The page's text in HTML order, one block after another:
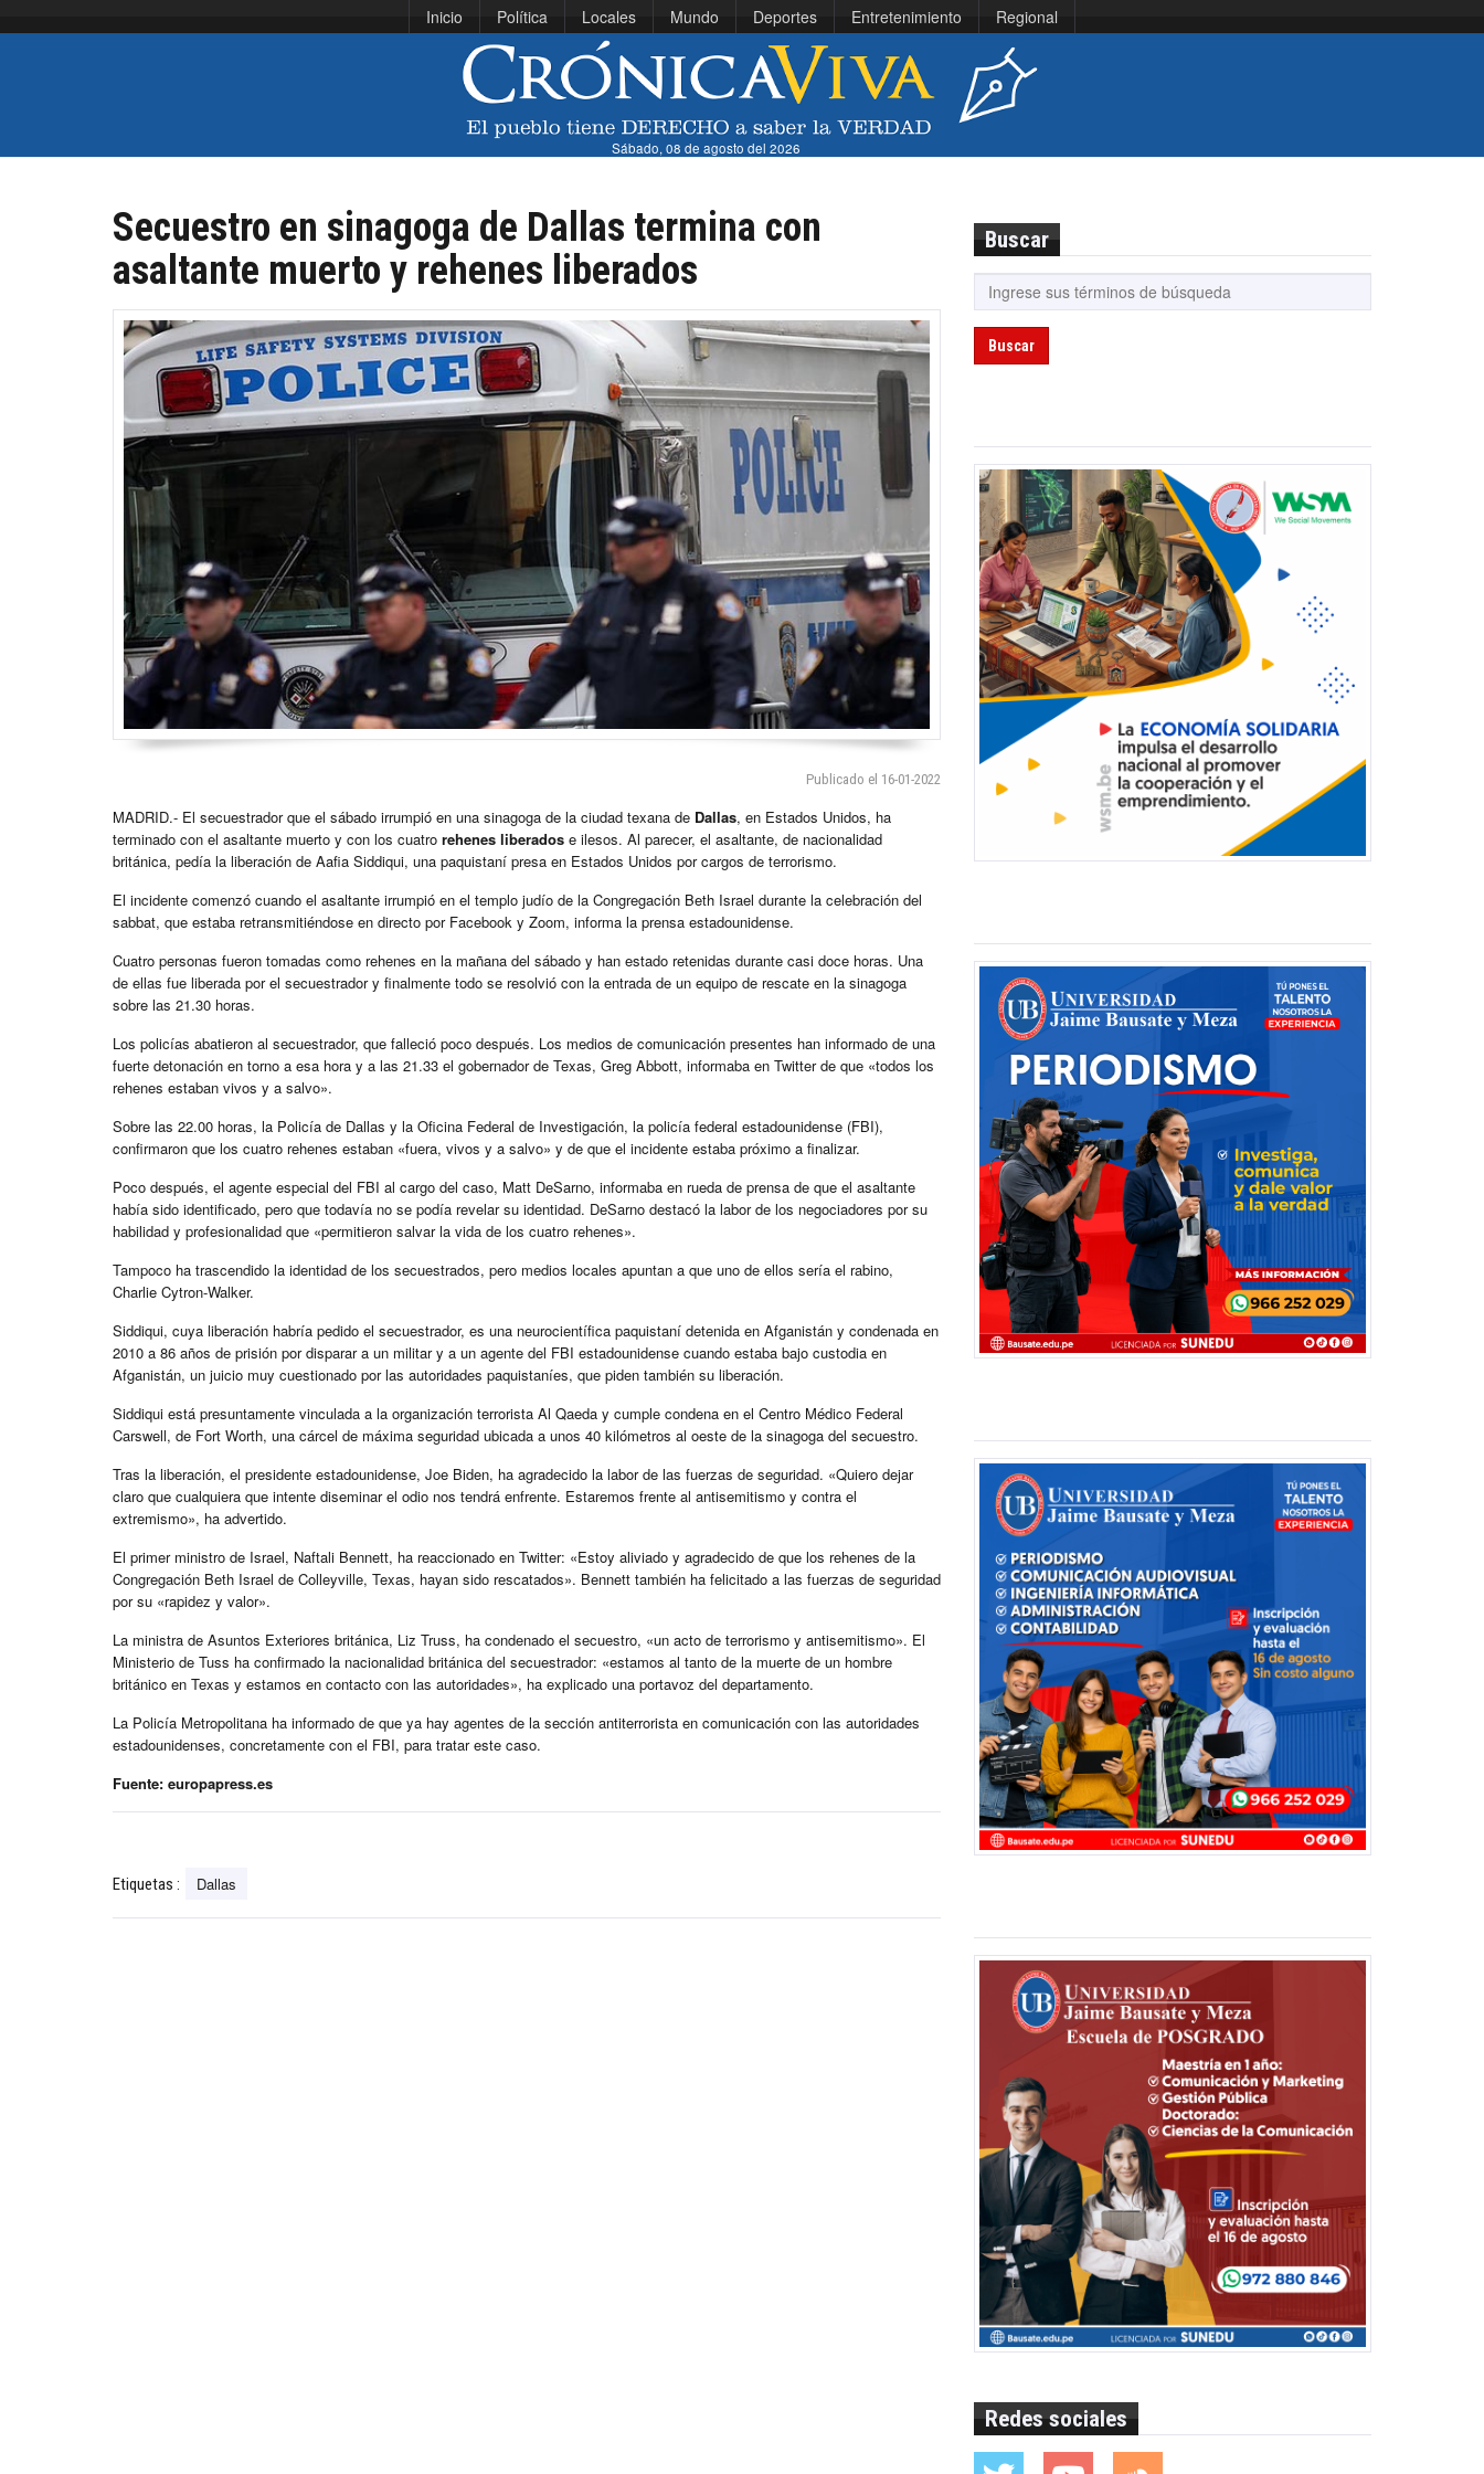
Inicio Política Locales Mundo Deportes Entretenimiento Regional
Sábado, 08 de agosto del 2026
Secuestro en sinagoga de Dallas termina con
asaltante muerto y rehenes liberados
Publicado el 16-01-2022
MADRID.- El secuestrador que el sábado irrumpió en una sinagoga de la ciudad texana de Dallas, en Estados Unidos, ha
terminado con el asaltante muerto y con los cuatro rehenes liberados e ilesos. Al parecer, el asaltante, de nacionalidad
británica, pedía la liberación de Aafia Siddiqui, una paquistaní presa en Estados Unidos por cargos de terrorismo.
El incidente comenzó cuando el asaltante irrumpió en el templo judío de la Congregación Beth Israel durante la celebración del
sabbat, que estaba retransmitiéndose en directo por Facebook y Zoom, informa la prensa estadounidense.
Cuatro personas fueron tomadas como rehenes en la mañana del sábado y han estado retenidas durante casi doce horas. Una
de ellas fue liberada por el secuestrador y finalmente todo se resolvió con la entrada de un equipo de rescate en la sinagoga
sobre las 21.30 horas.
Los policías abatieron al secuestrador, que falleció poco después. Los medios de comunicación presentes han informado de una
fuerte detonación en torno a esa hora y a las 21.33 el gobernador de Texas, Greg Abbott, informaba en Twitter de que «todos los
rehenes estaban vivos y a salvo».
Sobre las 22.00 horas, la Policía de Dallas y la Oficina Federal de Investigación, la policía federal estadounidense (FBI),
confirmaron que los cuatro rehenes estaban «fuera, vivos y a salvo» y de que el incidente estaba próximo a finalizar.
Poco después, el agente especial del FBI al cargo del caso, Matt DeSarno, informaba en rueda de prensa de que el asaltante
había sido identificado, pero que todavía no se podía revelar su identidad. DeSarno destacó la labor de los negociadores por su
habilidad y profesionalidad que «permitieron salvar la vida de los cuatro rehenes».
Tampoco ha trascendido la identidad de los secuestrados, pero medios locales apuntan a que uno de ellos sería el rabino,
Charlie Cytron-Walker.
Siddiqui, cuya liberación habría pedido el secuestrador, es una neurocientífica paquistaní detenida en Afganistán y condenada en
2010 a 86 años de prisión por disparar a un militar y a un agente del FBI estadounidense cuando estaba bajo custodia en
Afganistán, un juicio muy cuestionado por las autoridades paquistaníes, que piden también su liberación.
Siddiqui está presuntamente vinculada a la organización terrorista Al Qaeda y cumple condena en el Centro Médico Federal
Carswell, de Fort Worth, una cárcel de máxima seguridad ubicada a unos 40 kilómetros al oeste de la sinagoga del secuestro.
Tras la liberación, el presidente estadounidense, Joe Biden, ha agradecido la labor de las fuerzas de seguridad. «Quiero dejar
claro que cualquiera que intente diseminar el odio nos tendrá enfrente. Estaremos frente al antisemitismo y contra el
extremismo», ha advertido.
El primer ministro de Israel, Naftali Bennett, ha reaccionado en Twitter: «Estoy aliviado y agradecido de que los rehenes de la
Congregación Beth Israel de Colleyville, Texas, hayan sido rescatados». Bennett también ha felicitado a las fuerzas de seguridad
por su «rapidez y valor».
La ministra de Asuntos Exteriores británica, Liz Truss, ha condenado el secuestro, «un acto de terrorismo y antisemitismo». El
Ministerio de Tuss ha confirmado la nacionalidad británica del secuestrador: «estamos al tanto de la muerte de un hombre
británico en Texas y estamos en contacto con las autoridades», ha explicado una portavoz del departamento.
La Policía Metropolitana ha informado de que ya hay agentes de la sección antiterrorista en comunicación con las autoridades
estadounidenses, concretamente con el FBI, para tratar este caso.
Fuente: europapress.es
Etiquetas : Dallas
Buscar
Buscar
Redes sociales